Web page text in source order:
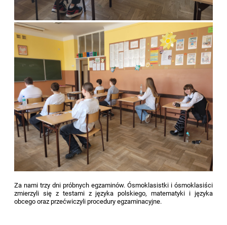
Za nami trzy dni próbnych egzaminów. Ósmoklasistki i ósmoklasiści
zmierzyli się z testami z języka polskiego, matematyki i języka
obcego oraz przećwiczyli procedury egzaminacyjne.